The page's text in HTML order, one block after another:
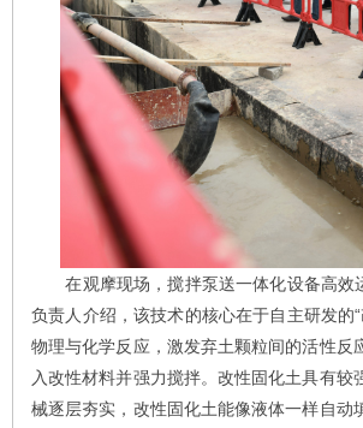
在观摩现场，搅拌泵送一体化设备高效
负责人介绍，该技术的核心在于自主研发的
物理与化学反应，激发弃土颗粒间的活性
入改性材料并强力搅拌。改性固化土具有
械逐层夯实，改性固化土能像液体一样自